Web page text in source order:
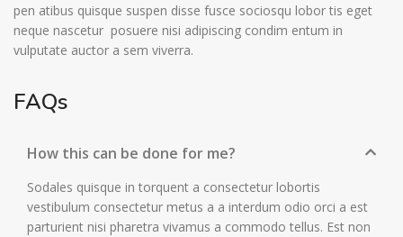
pen atibus quisque suspen disse fusce sociosqu lobor tis eget
neque nascetur posuere nisi adipiscing condim entum in
vulputate auctor a sem viverra.
FAQs
How this can be done for me?
Sodales quisque in torquent a consectetur lobortis
vestibulum consectetur metus a a interdum odio orci a est
parturient nisi pharetra vivamus a commodo tellus. Est non